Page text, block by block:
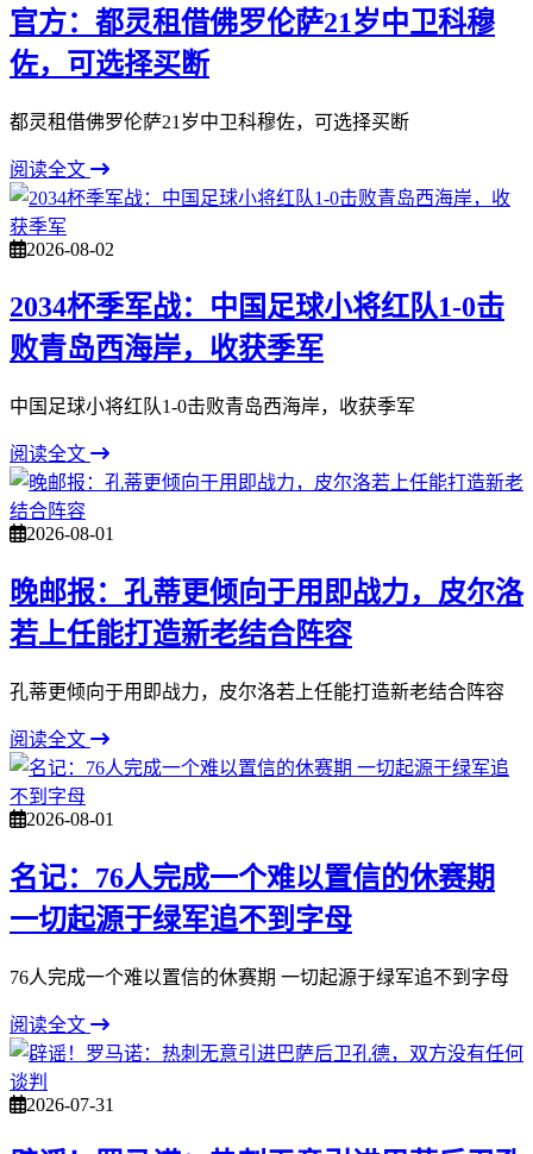
官方：都灵租借佛罗伦萨21岁中卫科穆
佐，可选择买断
都灵租借佛罗伦萨21岁中卫科穆佐，可选择买断
阅读全文
2026-08-02
2034杯季军战：中国足球小将红队1-0击
败青岛西海岸，收获季军
中国足球小将红队1-0击败青岛西海岸，收获季军
阅读全文
2026-08-01
晚邮报：孔蒂更倾向于用即战力，皮尔洛
若上任能打造新老结合阵容
孔蒂更倾向于用即战力，皮尔洛若上任能打造新老结合阵容
阅读全文
2026-08-01
名记：76人完成一个难以置信的休赛期
一切起源于绿军追不到字母
76人完成一个难以置信的休赛期 一切起源于绿军追不到字母
阅读全文
2026-07-31